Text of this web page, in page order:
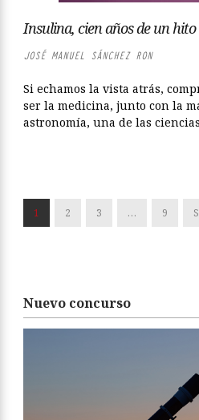
Insulina, cien años de un hito
JOSÉ MANUEL SÁNCHEZ RON
Si echamos la vista atrás,
ser la medicina, junto con la
astronomía, una de las ciencias
1 2 3 … 9
Nuevo concurso